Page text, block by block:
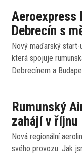
Aeroexpress
Debrecín s
Nový maďarský start-
která spojuje
Debrecínem a
Rumunský
zahájí v říjnu
Nová regionální
svého provozu. Jak